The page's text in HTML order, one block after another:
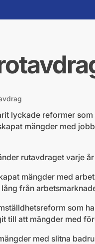
lyckade reformer
mängder med
rutavdraget varje
mängder med
från
som
till att mängder med
med slitna